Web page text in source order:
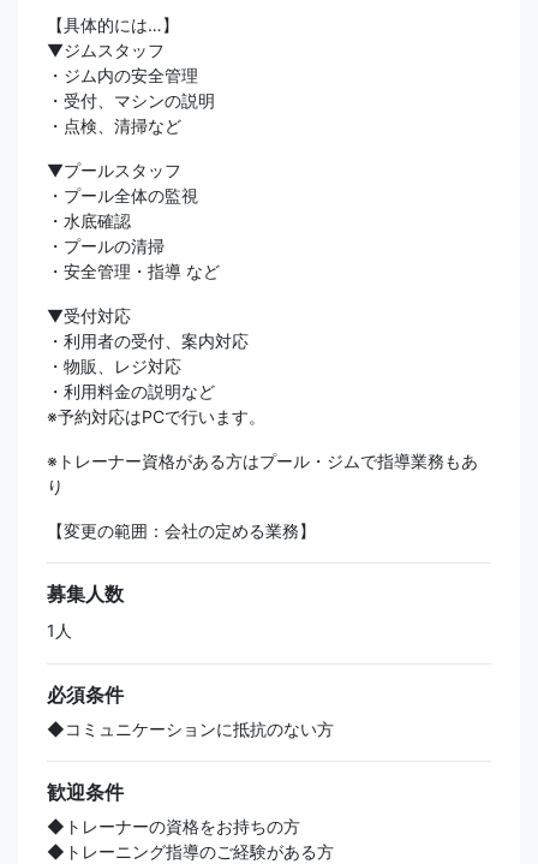
【具体的には…】
▼ジムスタッフ
・ジム内の安全管理
・受付、マシンの説明
・点検、清掃など
▼プールスタッフ
・プール全体の監視
・水底確認
・プールの清掃
・安全管理・指導 など
▼受付対応
・利用者の受付、案内対応
・物販、レジ対応
・利用料金の説明など
※予約対応はPCで行います。
※トレーナー資格がある方はプール・ジムで指導業務もあ
り
【変更の範囲：会社の定める業務】
募集人数
1人
必須条件
◆コミュニケーションに抵抗のない方
歓迎条件
◆トレーナーの資格をお持ちの方
◆トレーニング指導のご経験がある方